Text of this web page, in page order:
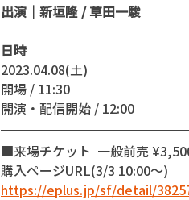
出演｜新垣隆 / 草田一駿
日時
2023.04.08(土)
開場 / 11:30
開演・配信開始 / 12:00
■来場チケット  一般前売
購入ページURL(3/3 10:00〜)
https://eplus.jp/sf/detail/